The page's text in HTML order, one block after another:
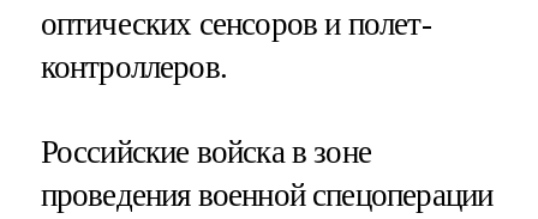
оптических сенсоров и полет-
контроллеров.
Российские войска в зоне
проведения военной спецоперации